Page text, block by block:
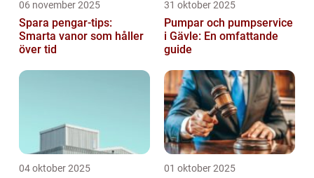
06 november 2025
Spara pengar-tips:
Smarta vanor som håller
över tid
31 oktober 2025
Pumpar och pumpservice
i Gävle: En omfattande
guide
04 oktober 2025 01 oktober 2025